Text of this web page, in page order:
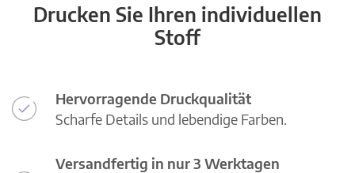
Drucken Sie Ihren individuellen
Stoff
Hervorragende Druckqualität
Scharfe Details und lebendige Farben.
Versandfertig in nur 3 Werktagen